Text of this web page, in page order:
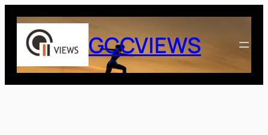
Saltar
contenido
GCCVIEWS